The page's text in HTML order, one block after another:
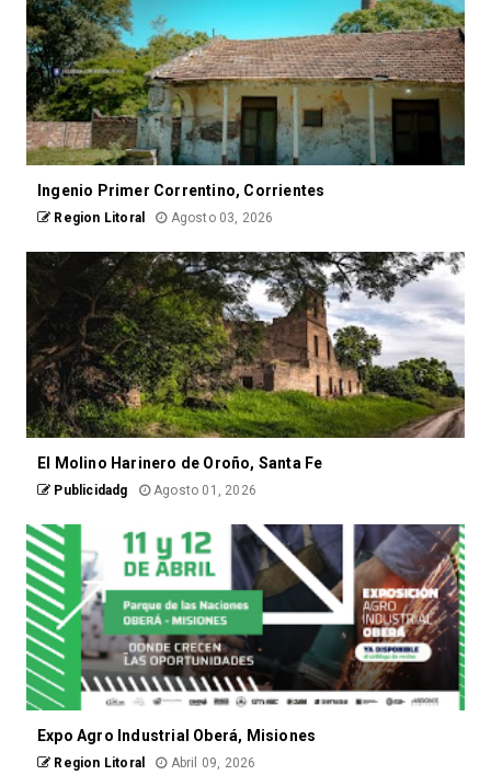
Ingenio Primer Correntino, Corrientes
Region Litoral Agosto 03, 2026
El Molino Harinero de Oroño, Santa Fe
Publicidadg Agosto 01, 2026
Expo Agro Industrial Oberá, Misiones
Region Litoral Abril 09, 2026